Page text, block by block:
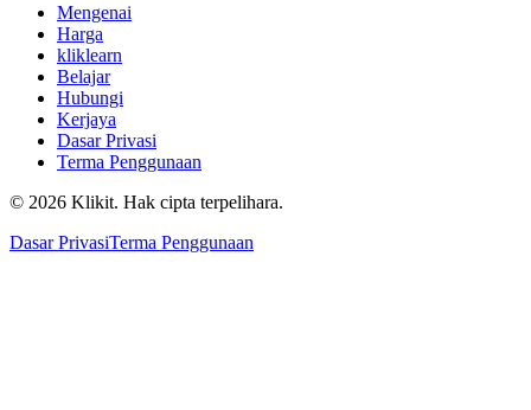
Mengenai
Harga
kliklearn
Belajar
Hubungi
Kerjaya
Dasar Privasi
Terma Penggunaan
© 2026 Klikit. Hak cipta terpelihara.
Dasar PrivasiTerma Penggunaan